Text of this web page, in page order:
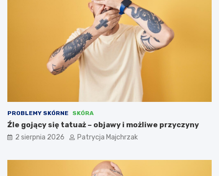
PROBLEMY SKÓRNE SKÓRA
Źle gojący się tatuaż – objawy i możliwe przyczyny
2 sierpnia 2026 Patrycja Majchrzak